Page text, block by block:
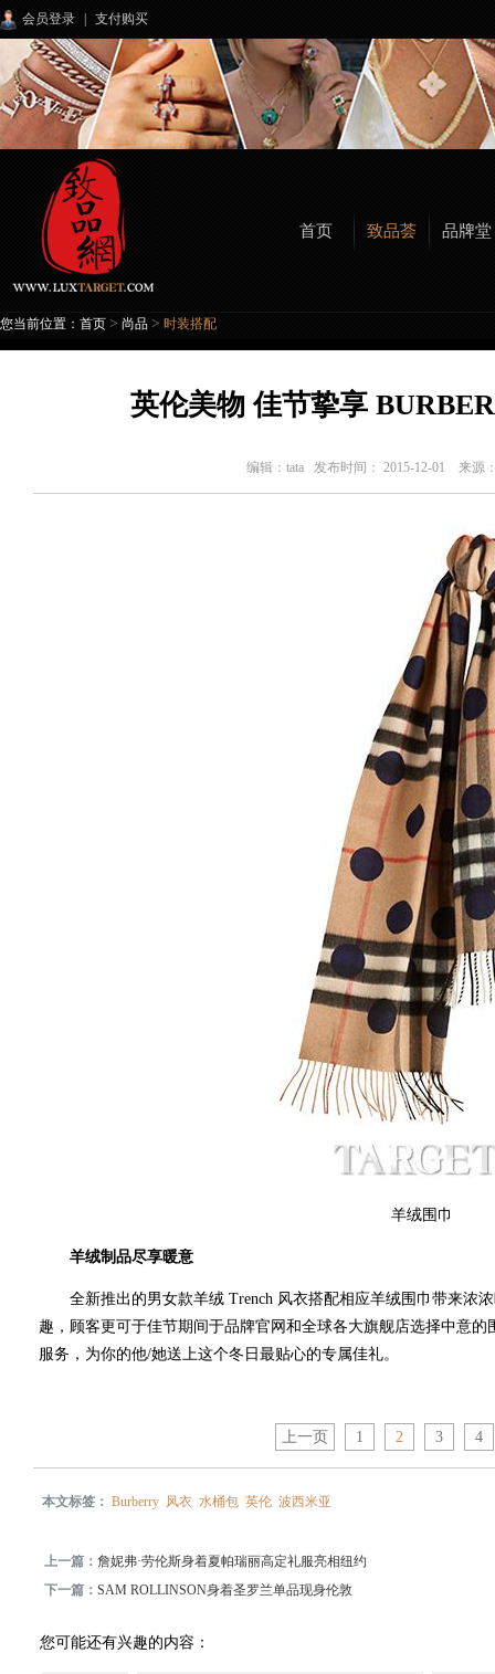
会员登录 支付购买
首页 致品荟 品牌堂
您当前位置： 首页 > 尚品 > 时装搭配
英伦美物 佳节挚享
编辑： tata 发布时间： 2015-12-01 来源
羊绒围巾
羊绒制品尽享暖意
全新推出的男女款羊绒 Trench 风衣搭配相应羊绒围巾带来浓
趣，顾客更可于佳节期间于品牌官网和全球各大旗舰店选择中意
服务，为你的他/她送上这个冬日最贴心的专属佳礼。
上一页 1 2 3 4
本文标签：Burberry 风衣 水桶包 英伦 波西米亚
上一篇：詹妮弗·劳伦斯身着夏帕瑞丽高定礼服亮相纽约
下一篇：SAM ROLLINSON身着圣罗兰单品现身伦敦
您可能还有兴趣的内容：